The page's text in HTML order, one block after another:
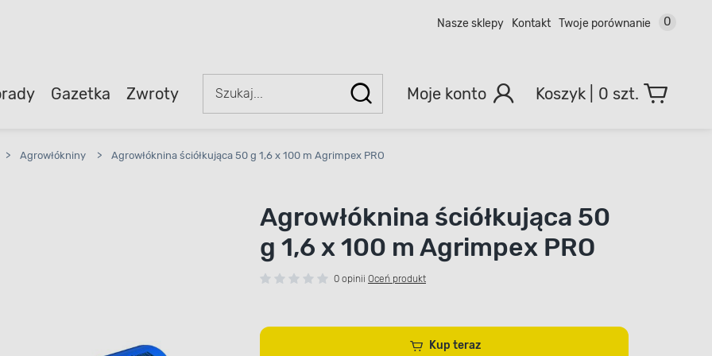
Nasze sklepy Kontakt Twoje porównanie 0
Gazetka Zwroty Moje konto 0 szt.
> Agrowłókniny > Agrowłóknina ściółkująca 50 g 1,6 x 100 m Agrimpex PRO
Agrowłóknina ściółkująca 50
g 1,6 x 100 m Agrimpex PRO
0 opinii Oceń produkt
Kup teraz